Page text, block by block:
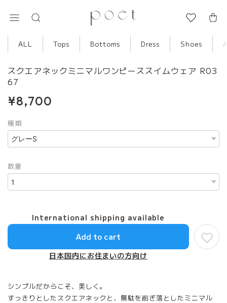
ALL Tops Bottoms Dress Shoes
スクエアネックミニマルワンピーススイムウェア R03
67
¥8,700
種類
数量
International shipping available
Add to cart
日本国内にお住まいの方向け
シンプルだからこそ、美しく。
すっきりとしたスクエアネックと、無駄を削ぎ落としたミニマル